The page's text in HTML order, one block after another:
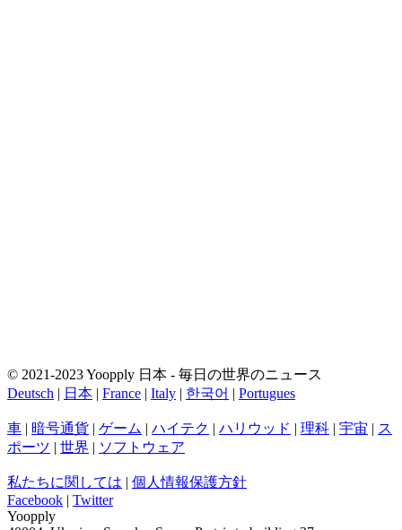
© 2021-2023 Yoopply 日本 - 毎日の世界のニュース
Deutsch | 日本 | France | Italy | 한국어 | Portugues
車 | 暗号通貨 | ゲーム | ハイテク | ハリウッド | 理科 | 宇宙 | ス
ポーツ | 世界 | ソフトウェア
私たちに関しては | 個人情報保護方針
Facebook | Twitter
Yoopply